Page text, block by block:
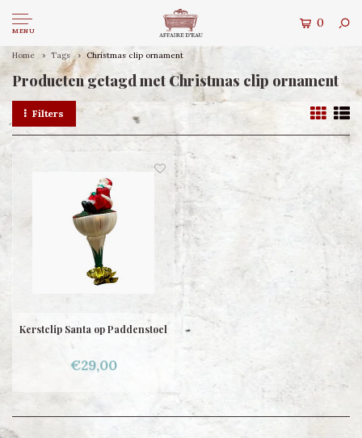
MENU
0
Home Tags Christmas clip ornament
Producten getagd met Christmas clip ornament
Filters
Kerstclip Santa op Paddenstoel
€29,00